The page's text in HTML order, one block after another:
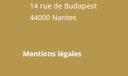
14 rue de Budapest
44000 Nantes
Mentions légales